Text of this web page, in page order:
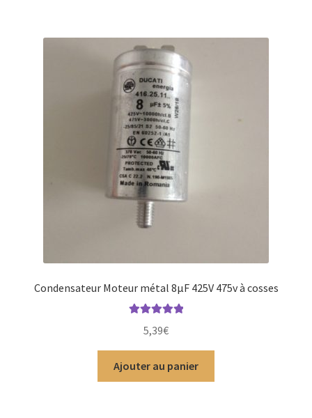
Condensateur Moteur métal 8µF 425V 475v à cosses
5,39€
Ajouter au panier